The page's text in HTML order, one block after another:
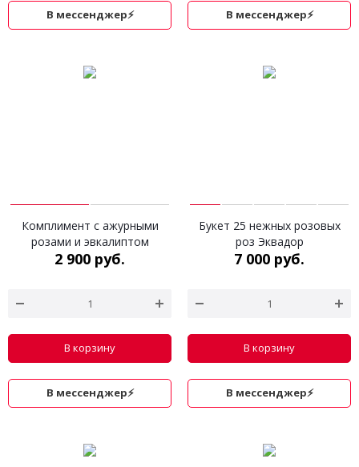
В мессенджер⚡ В мессенджер⚡
Комплимент с ажурными
розами и эвкалиптом
2 900 руб.
В корзину
В мессенджер⚡
Букет 25 нежных розовых
роз Эквадор
7 000 руб.
В корзину
В мессенджер⚡